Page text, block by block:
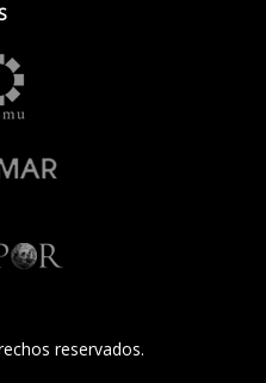
reservados.